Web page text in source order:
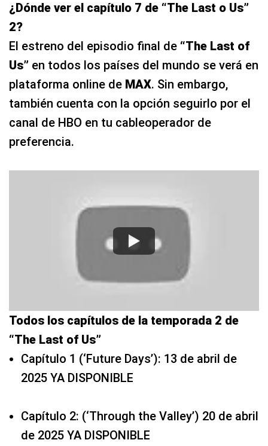
¿Dónde ver el capítulo 7 de “The Last o Us”
2?
El estreno del episodio final de “The Last of
Us” en todos los países del mundo se verá en
plataforma online de MAX. Sin embargo,
también cuenta con la opción seguirlo por el
canal de HBO en tu cableoperador de
preferencia.
Todos los capítulos de la temporada 2 de
“The Last of Us”
Capítulo 1 (‘Future Days’): 13 de abril de
2025 YA DISPONIBLE
Capítulo 2: (‘Through the Valley’) 20 de abril
de 2025 YA DISPONIBLE